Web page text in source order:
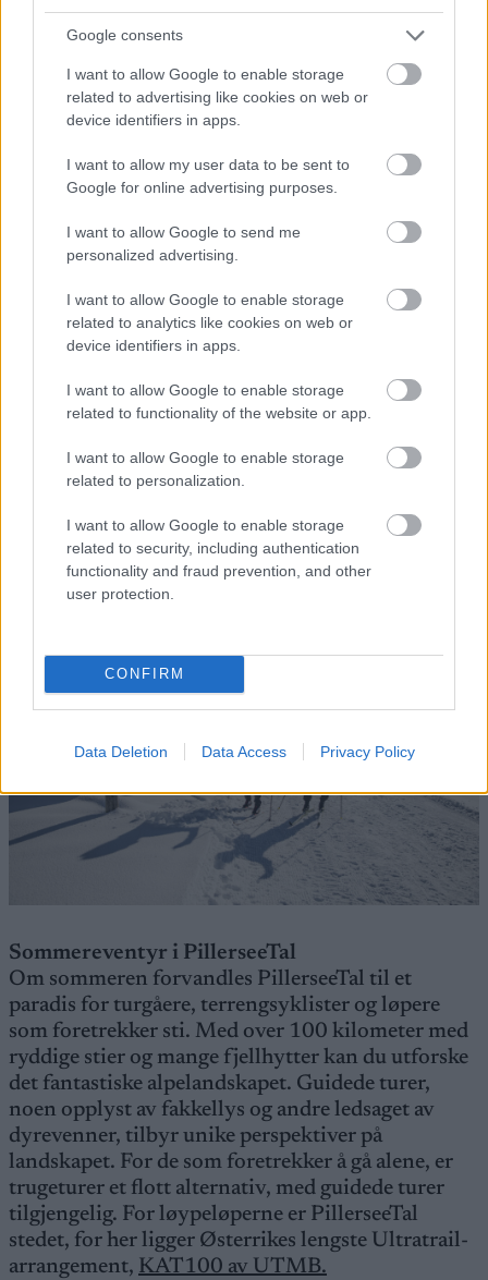
Google consents
I want to allow Google to enable storage
related to advertising like cookies on web or
device identifiers in apps.
I want to allow my user data to be sent to
Google for online advertising purposes.
I want to allow Google to send me
personalized advertising.
I want to allow Google to enable storage
related to analytics like cookies on web or
device identifiers in apps.
I want to allow Google to enable storage
related to functionality of the website or app.
I want to allow Google to enable storage
related to personalization.
I want to allow Google to enable storage
related to security, including authentication
functionality and fraud prevention, and other
user protection.
CONFIRM
Data Deletion Data Access Privacy Policy
2024, i Hochfilzen. Arrangementet ønsker
velkommen. Unge talenter oppmuntres også, med
Kids nordix Team Skiathlon for barn og
tenåringer opp til 14 år.
Utforsk skiskyting på VM-løypa
Den 15 kilometer lange VM-løypa
Denne ruta fører fra sentrum av Hochfilzen til
stadion hvor skiskytterstjernene konkurrerer.
Langs løypa finner man tolv stasjoner som gir
spennende fakta om skiskyting. Ved å skanne QR-
koder med smarttelefonen din, kan du få tilgang til
medalje fra samfunnet i Hochfilzen eller et av
turistkontorene i PillerseeTal. Noen stasjoner
tilbyr utvidede virkelighetselementer, og legger til
ekstra spenning til din reise.
Sommereventyr i PillerseeTal
Om sommeren forvandles PillerseeTal til et
paradis for turgåere, terrengsyklister og løpere
som foretrekker sti. Med over 100 kilometer med
ryddige stier og mange fjellhytter kan du utforske
det fantastiske alpelandskapet. Guidede turer,
noen opplyst av fakkellys og andre ledsaget av
dyrevenner, tilbyr unike perspektiver på
landskapet. For de som foretrekker å gå alene, er
trugeturer et flott alternativ, med guidede turer
tilgjengelig. For løypeløperne er PillerseeTal
stedet, for her ligger Østerrikes lengste Ultratrail-
arrangement, KAT100 av UTMB.